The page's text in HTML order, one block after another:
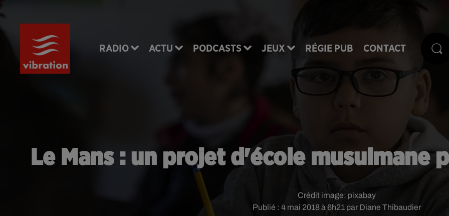
RADIO ACTU PODCASTS JEUX RÉGIE PUB CONTACT
Le Mans : un projet d'école musulmane
Publié : 4 mai 2018 à 6h21 par Diane Thibaudier
Crédit image: pixabay